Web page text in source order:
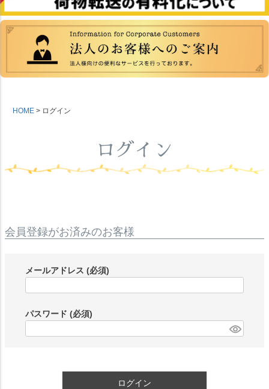
HOME ログイン
ログイン
会員登録がお済みのお客様
メールアドレス (必須)
パスワード (必須)
ログイン